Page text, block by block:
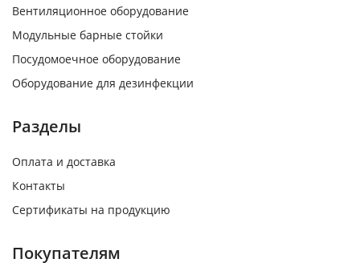
Вентиляционное оборудование
Модульные барные стойки
Посудомоечное оборудование
Оборудование для дезинфекции
Разделы
Оплата и доставка
Контакты
Сертификаты на продукцию
Покупателям